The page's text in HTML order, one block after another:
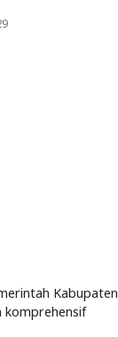
Kabupaten
komprehensif